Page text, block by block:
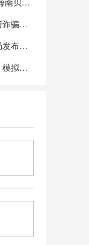
成渝警方联合破获高额股票配资诈骗案 专业老师指导炒股实为骗局
场外配资虚拟盘抬头，多证监局发布风险警示及黑名单
十大炒股杠杆平台虚拟盘推荐：模拟实战提升投资技巧与策略